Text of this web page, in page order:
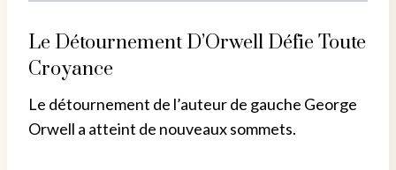
Le Détournement D’Orwell Défie Toute
Croyance
Le détournement de l’auteur de gauche George
Orwell a atteint de nouveaux sommets.